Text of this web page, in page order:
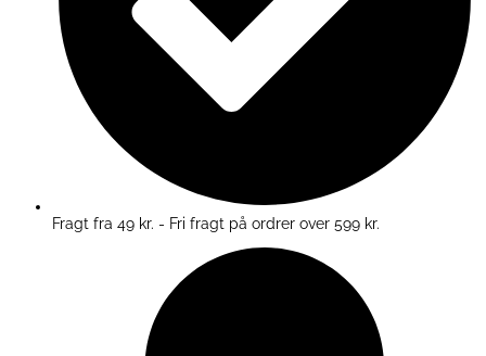
Fragt fra 49 kr. - Fri fragt på ordrer over 599 kr.